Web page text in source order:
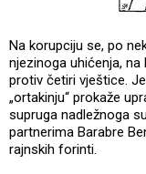
Na korupciju se, po
njezinoga uhićenja,
protiv četiri vještice.
„ortakinju“ prokaže
supruga nadležnoga
partnerima Barabre
rajnskih forinti.